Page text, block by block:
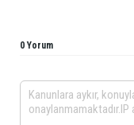
0 Yorum